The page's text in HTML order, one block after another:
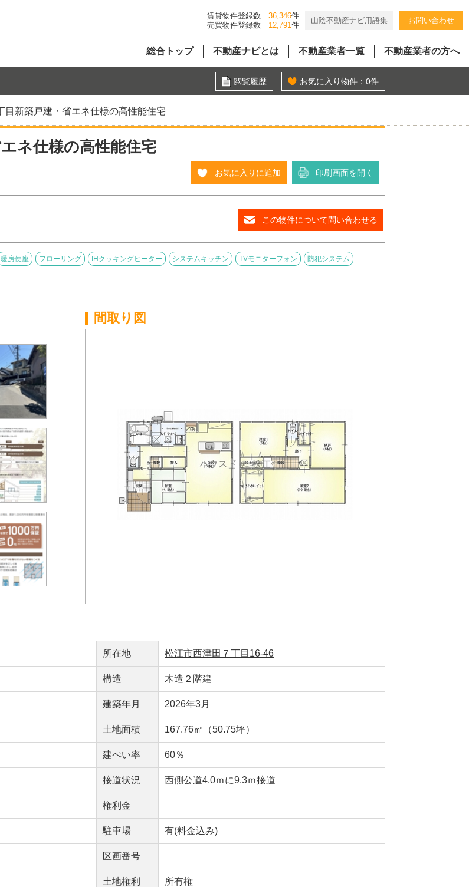
賃貸物件登録数 36,346件
売買物件登録数
12,791件
山陰不動産ナビ用語集 お問い合わせ
総合トップ 不動産ナビとは 不動産業者一覧 不動産業者の方へ
閲覧履歴 お気に入り物件： 0件
目新築戸建・省エネ仕様の高性能住宅
ネ仕様の高性能住宅
お気に入りに追加 印刷画面を開く
この物件について問い合わせる
暖房便座 フローリング IHクッキングヒーター システムキッチン TVモニターフォン 防犯システム
間取り図
所在地 松江市西津田７丁目16-46
構造 木造２階建
建築年月 2026年3月
土地面積 167.76㎡（50.75坪）
建ぺい率 60％
接道状況 西側公道4.0ｍに9.3ｍ接道
権利金
駐車場 有(料金込み)
区画番号
土地権利 所有権